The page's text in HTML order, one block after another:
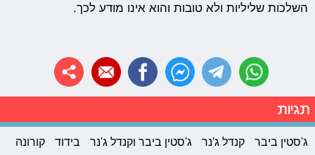
השלכות שליליות ולא טובות והוא אינו מודע לכך.
תגיות
ג'סטין ביבר קנדל ג'נר ג'סטין ביבר וקנדל ג'נר בידוד קורונה